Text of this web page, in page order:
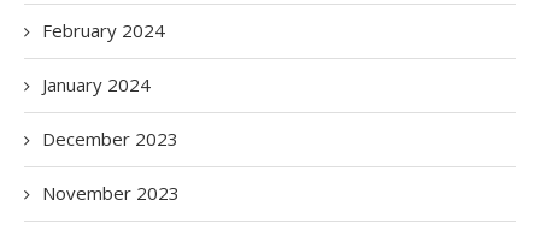
February 2024
January 2024
December 2023
November 2023